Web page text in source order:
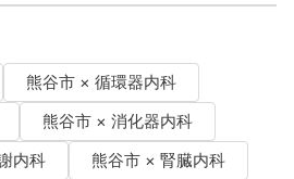
熊谷市 × 循環器内科
熊谷市 × 消化器内科
内科
熊谷市 × 腎臓内科